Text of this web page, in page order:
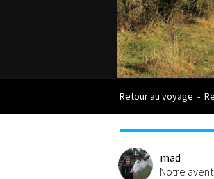
Retour au voyage -
mad
Notre